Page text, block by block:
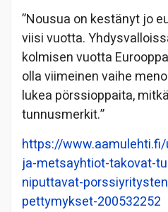
”Nousua on kestänyt jo
viisi vuotta.
kolmisen vuotta
olla viimeinen vaihe
lukea pörssioppaita,
tunnusmerkit.”
https://
ja-metsayhtiot-takovat-
niputtavat-
pettymykset-200532252